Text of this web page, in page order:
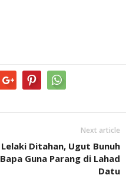
Next article
Lelaki Ditahan, Ugut Bunuh
Bapa Guna Parang di Lahad
Datu